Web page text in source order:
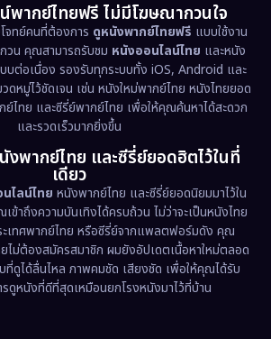
(61)
(221)
(36)
ว (369)
การ (331)
(9)
(57)
พากย์ไทยฟรี ไม่มีโฆษณากวนใจ
จทย์คนที่ต้องการ ดูหนังพากย์ไทยฟรี แบบใช้งาน
วน คุณสามารถรับชม หนังออนไลน์ไทย และหนัง
บต่อเนื่อง รองรับทุกระบบทั้ง iOS, Android และ
หมู่ไว้ชัดเจน เช่น หนังใหม่พากย์ไทย หนังไทยยอด
ทย และซีรี่ย์พากย์ไทย เพื่อให้คุณค้นหาได้สะดวก
และรวดเร็วมากยิ่งขึ้น
งพากย์ไทย และซีรี่ย์ยอดฮิตไว้ในที่
เดียว
ไลน์ไทย หนังพากย์ไทย และซีรี่ย์ยอดนิยมมาไว้ใน
ข้าถึงความบันเทิงได้ครบถ้วน ไม่ว่าจะเป็นหนังไทย
เทศพากย์ไทย หรือซีรี่ย์จากแพลตฟอร์มดัง คุณ
ไม่ต้องสมัครสมาชิก ผมยังอัปเดตเนื้อหาใหม่ตลอด
ที่ดูได้ลื่นไหล ภาพคมชัด เสียงชัด เพื่อให้คุณได้รับ
ดูหนังที่ดีที่สุดเหมือนยกโรงหนังมาไว้ที่บ้าน